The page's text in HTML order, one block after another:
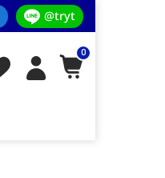
@tryt
0